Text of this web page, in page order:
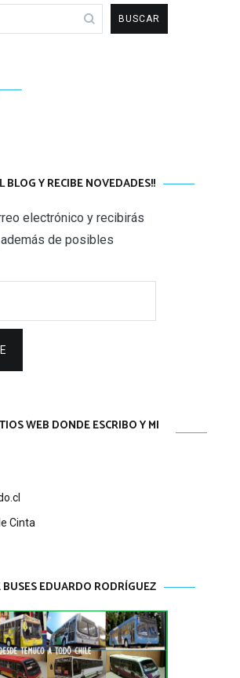
BLOG Y RECIBE NOVEDADES!!
electrónico y recibirás
de posibles
WEB DONDE ESCRIBO Y MI
Cinta
EDUARDO RODRÍGUEZ